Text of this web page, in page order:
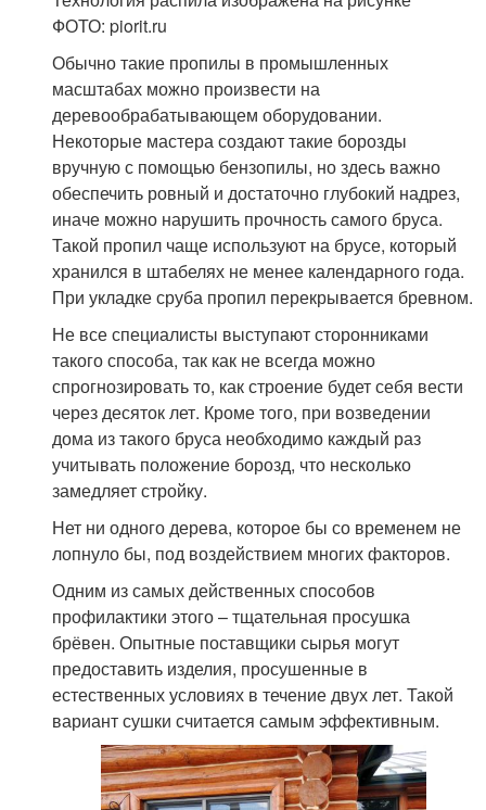
ФОТО: piorit.ru
Обычно такие пропилы в промышленных
масштабах можно произвести на
деревообрабатывающем оборудовании.
Некоторые мастера создают такие борозды
вручную с помощью бензопилы, но здесь важно
обеспечить ровный и достаточно глубокий надрез,
иначе можно нарушить прочность самого бруса.
Такой пропил чаще используют на брусе, который
хранился в штабелях не менее календарного года.
При укладке сруба пропил перекрывается бревном.
Не все специалисты выступают сторонниками
такого способа, так как не всегда можно
спрогнозировать то, как строение будет себя вести
через десяток лет. Кроме того, при возведении
дома из такого бруса необходимо каждый раз
учитывать положение борозд, что несколько
замедляет стройку.
Нет ни одного дерева, которое бы со временем не
лопнуло бы, под воздействием многих факторов.
Одним из самых действенных способов
профилактики этого – тщательная просушка
брёвен. Опытные поставщики сырья могут
предоставить изделия, просушенные в
естественных условиях в течение двух лет. Такой
вариант сушки считается самым эффективным.